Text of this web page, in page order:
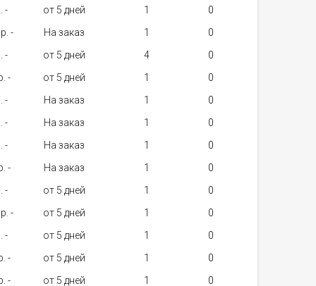
- от 5 дней
1
-
На заказ
1
-
от 5 дней
4
-
от 5 дней
1
-
На заказ
1
-
На заказ
1
-
На заказ
1
-
На заказ
1
-
от 5 дней
1
-
от 5 дней
1
-
от 5 дней
1
-
от 5 дней
1
-
от 5 дней
1